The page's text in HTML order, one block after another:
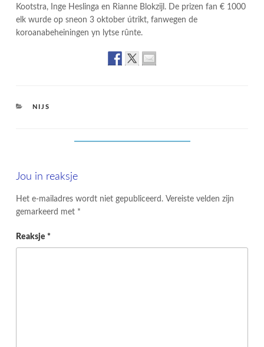
Kootstra, Inge Heslinga en Rianne Blokzijl. De prizen fan € 1000
elk wurde op sneon 3 oktober útrikt, fanwegen de
koroanabeheiningen yn lytse rûnte.
CATEGORIES
NIJS
Jou in reaksje
Het e-mailadres wordt niet gepubliceerd. Vereiste velden zijn
gemarkeerd met *
Reaksje *